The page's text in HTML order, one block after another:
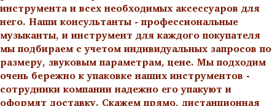
инструмента и всех необходимых аксессуаров для
него. Наши консультанты - профессиональные
музыканты, и инструмент для каждого покупателя
мы подбираем с учетом индивидуальных запросов по
размеру, звуковым параметрам, цене. Мы подходим
очень бережно к упаковке наших инструментов -
сотрудники компании надежно его упакуют и
оформят доставку. Скажем прямо, дистанционная